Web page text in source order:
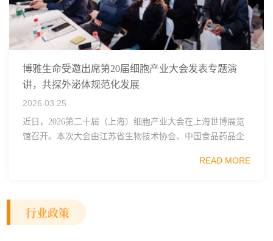
博雅生命受邀出席第20届细胞产业大会发表专题演
讲，共探外泌体规范化发展
2026.03.25
近日，2026第二十届（上海）细胞产业大会在上海世博展览
馆召开。本次大会由江苏省生物技术协会、中国食品药品企
范区生物医药行业协会、瑞士日内瓦长寿科学...
READ MORE
行业政策